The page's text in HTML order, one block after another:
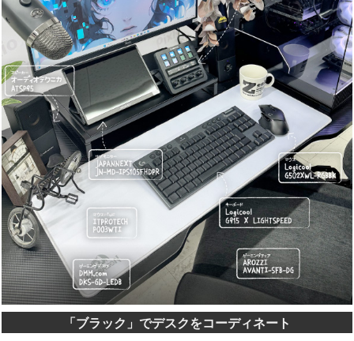
「ブラック」でデスクをコーディネート